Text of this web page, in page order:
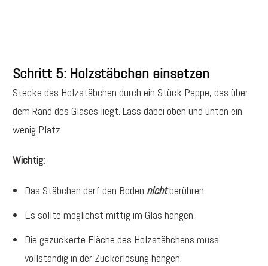
Schritt 5: Holzstäbchen einsetzen
Stecke das Holzstäbchen durch ein Stück Pappe, das über
dem Rand des Glases liegt. Lass dabei oben und unten ein
wenig Platz.
Wichtig:
Das Stäbchen darf den Boden nichtberühren.
Es sollte möglichst mittig im Glas hängen.
Die gezuckerte Fläche des Holzstäbchens muss
vollständig in der Zuckerlösung hängen.